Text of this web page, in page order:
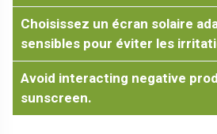
Choisissez un écran solaire
sensibles pour éviter les
Avoid interacting negative
sunscreen.